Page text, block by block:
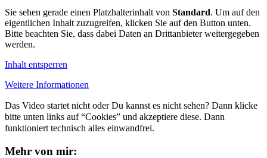
Sie sehen gerade einen Platzhalterinhalt von Standard. Um auf den
eigentlichen Inhalt zuzugreifen, klicken Sie auf den Button unten.
Bitte beachten Sie, dass dabei Daten an Drittanbieter weitergegeben
werden.
Inhalt entsperren
Weitere Informationen
Das Video startet nicht oder Du kannst es nicht sehen? Dann klicke
bitte unten links auf “Cookies” und akzeptiere diese. Dann
funktioniert technisch alles einwandfrei.
Mehr von mir: